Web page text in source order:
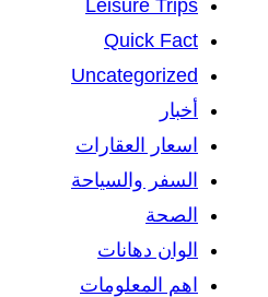
Leisure Trips
Quick Fact
Uncategorized
أخبار
اسعار العقارات
السفر والسياحة
الصحة
الوان دهانات
اهم المعلومات